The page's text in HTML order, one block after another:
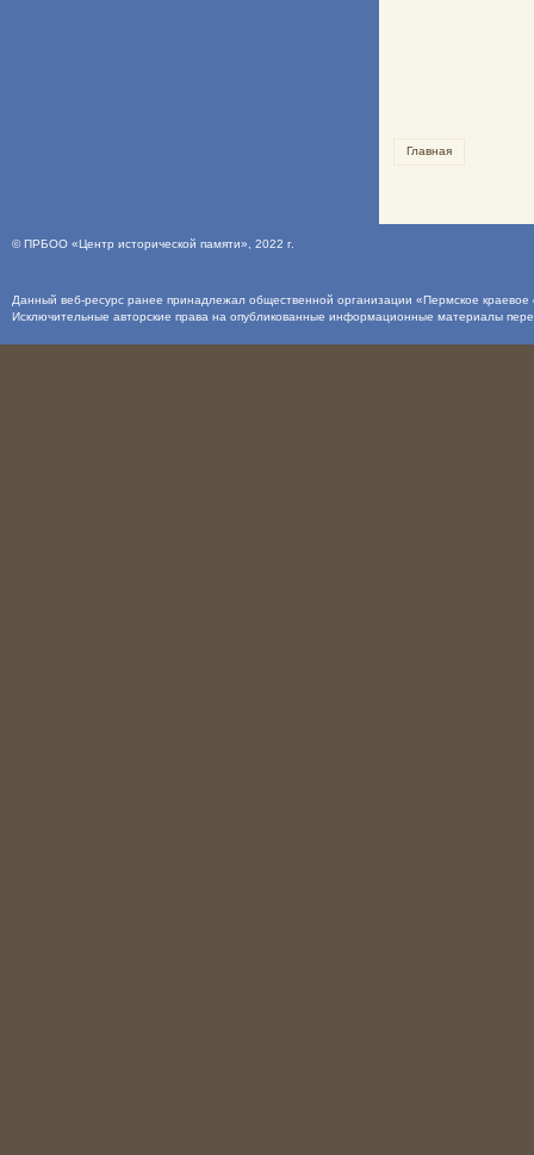
Главная
©ПРБОО «Центр исторической памяти» , 2022 г.
Данный веб-ресурс ранее принадлежал общественной организации «Пермское
Исключительные авторские права на опубликованные информационные материалы